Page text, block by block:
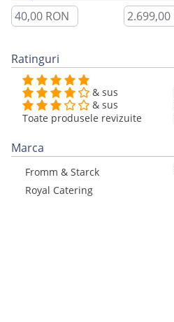
Ratinguri
& sus
& sus
Toate produsele revizuite
Marca
Fromm & Starck
Royal Catering